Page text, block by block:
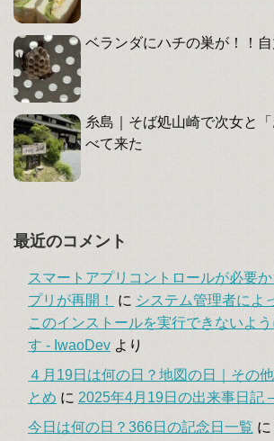
ベランダにハチの巣が！！
糸島｜そば処山崎で次女と
べて来た
最近のコメント
スマートアプリコントロールが必要
プリが再開！
に システム管理者によ
このインストールを実行できないよ
す - IwaoDev より
４月19日は何の日？地図の日｜その
とめ に 2025年4月19日の出来事日記
今日は何の日？366日の記念日一覧 に